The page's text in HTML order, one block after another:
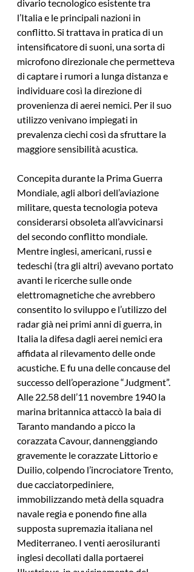
divario tecnologico esistente tra
l’Italia e le principali nazioni in
conflitto. Si trattava in pratica di un
intensificatore di suoni, una sorta di
microfono direzionale che permetteva
di captare i rumori a lunga distanza e
individuare così la direzione di
provenienza di aerei nemici. Per il suo
utilizzo venivano impiegati in
prevalenza ciechi così da sfruttare la
maggiore sensibilità acustica.
Concepita durante la Prima Guerra
Mondiale, agli albori dell’aviazione
militare, questa tecnologia poteva
considerarsi obsoleta all’avvicinarsi
del secondo conflitto mondiale.
Mentre inglesi, americani, russi e
tedeschi (tra gli altri) avevano portato
avanti le ricerche sulle onde
elettromagnetiche che avrebbero
consentito lo sviluppo e l’utilizzo del
radar già nei primi anni di guerra, in
Italia la difesa dagli aerei nemici era
affidata al rilevamento delle onde
acustiche. E fu una delle concause del
successo dell’operazione “Judgment”.
Alle 22.58 dell’11 novembre 1940 la
marina britannica attaccò la baia di
Taranto mandando a picco la
corazzata Cavour, dannenggiando
gravemente le corazzate Littorio e
Duilio, colpendo l’incrociatore Trento,
due cacciatorpediniere,
immobilizzando metà della squadra
navale regia e ponendo fine alla
supposta supremazia italiana nel
Mediterraneo. I venti aerosiluranti
inglesi decollati dalla portaerei